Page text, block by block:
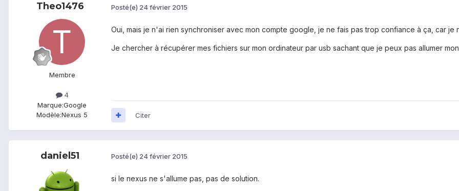
Theo1476
Membre
4
Marque:Google
Modèle:Nexus 5
Posté(e) 24 février 2015
Oui, mais je n'ai rien synchroniser avec mon compte google, je ne fais pas trop confiance à ça, car je
Je chercher à récupérer mes fichiers sur mon ordinateur par usb sachant que je peux pas allumer
Citer
daniel51 Posté(e) 24 février 2015
si le nexus ne s'allume pas, pas de solution.